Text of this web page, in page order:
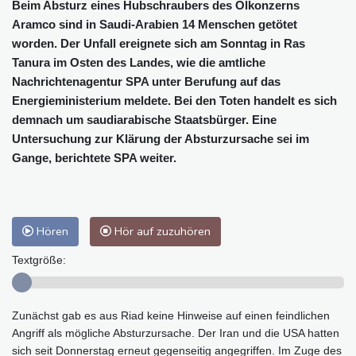
Beim Absturz eines Hubschraubers des Ölkonzerns
Aramco sind in Saudi-Arabien 14 Menschen getötet
worden. Der Unfall ereignete sich am Sonntag in Ras
Tanura im Osten des Landes, wie die amtliche
Nachrichtenagentur SPA unter Berufung auf das
Energieministerium meldete. Bei den Toten handelt es sich
demnach um saudiarabische Staatsbürger. Eine
Untersuchung zur Klärung der Absturzursache sei im
Gange, berichtete SPA weiter.
Hören Hör auf zuzuhören
Textgröße:
Zunächst gab es aus Riad keine Hinweise auf einen feindlichen
Angriff als mögliche Absturzursache. Der Iran und die USA hatten
sich seit Donnerstag erneut gegenseitig angegriffen. Im Zuge des